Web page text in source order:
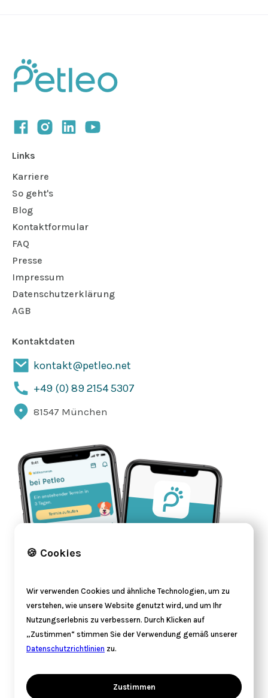
Links
Karriere
So geht's
Blog
Kontaktformular
FAQ
Presse
Impressum
Datenschutzerklärung
AGB
Kontaktdaten
kontakt@petleo.net
+49 (0) 89 2154 5307
81547 München
🍪 Cookies
Wir verwenden Cookies und ähnliche Technologien, um zu
verstehen, wie unsere Website genutzt wird, und um Ihr
Nutzungserlebnis zu verbessern. Durch Klicken auf
„Zustimmen“ stimmen Sie der Verwendung gemäß unserer
Datenschutzrichtlinien zu.
Zustimmen